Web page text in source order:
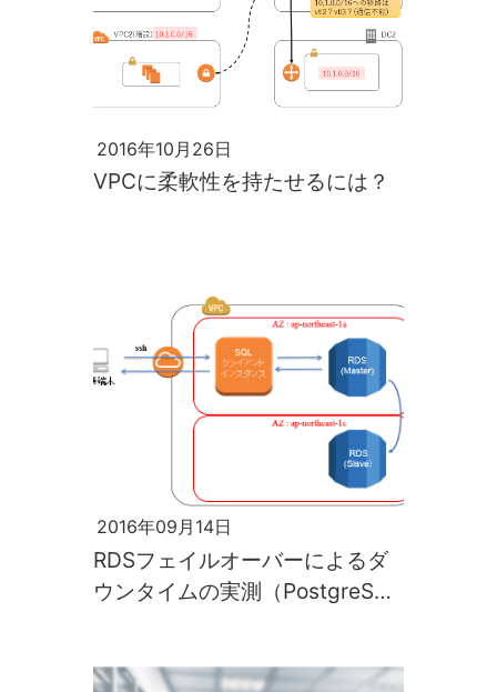
2016年10月26日
VPCに柔軟性を持たせるには？
2016年09月14日
RDSフェイルオーバーによるダ
ウンタイムの実測（PostgreSQL